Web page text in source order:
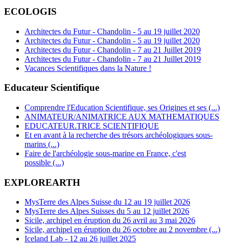
ECOLOGIS
Architectes du Futur - Chandolin - 5 au 19 juillet 2020
Architectes du Futur - Chandolin - 5 au 19 juillet 2020
Architectes du Futur - Chandolin - 7 au 21 Juillet 2019
Architectes du Futur - Chandolin - 7 au 21 Juillet 2019
Vacances Scientifiques dans la Nature !
Educateur Scientifique
Comprendre l'Education Scientifique, ses Origines et ses (...)
ANIMATEUR/ANIMATRICE AUX MATHEMATIQUES
EDUCATEUR.TRICE SCIENTIFIQUE
Et en avant à la recherche des trésors archéologiques sous-
marins (...)
Faire de l'archéologie sous-marine en France, c'est
possible (...)
EXPLOREARTH
MysTerre des Alpes Suisse du 12 au 19 juillet 2026
MysTerre des Alpes Suisses du 5 au 12 juillet 2026
Sicile, archipel en éruption du 26 avril au 3 mai 2026
Sicile, archipel en éruption du 26 octobre au 2 novembre (...)
Iceland Lab - 12 au 26 juillet 2025